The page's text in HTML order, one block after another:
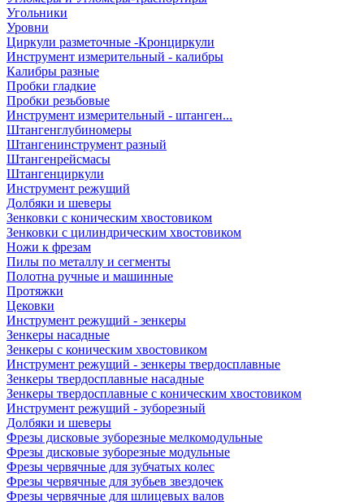
Угольники
Уровни
Циркули разметочные -Кронциркули
Инструмент измерительный - калибры
Калибры разные
Пробки гладкие
Пробки резьбовые
Инструмент измерительный - штанген...
Штангенглубиномеры
Штангенинструмент разный
Штангенрейсмасы
Штангенциркули
Инструмент режущий
Долбяки и шеверы
Зенковки с коническим хвостовиком
Зенковки с цилиндрическим хвостовиком
Ножи к фрезам
Пилы по металлу и сегменты
Полотна ручные и машинные
Протяжки
Цековки
Инструмент режущий - зенкеры
Зенкеры насадные
Зенкеры с коническим хвостовиком
Инструмент режущий - зенкеры твердосплавные
Зенкеры твердосплавные насадные
Зенкеры твердосплавные с коническим хвостовиком
Инструмент режущий - зуборезный
Долбяки и шеверы
Фрезы дисковые зуборезные мелкомодульные
Фрезы дисковые зуборезные модульные
Фрезы червячные для зубчатых колес
Фрезы червячные для зубьев звездочек
Фрезы червячные для шлицевых валов